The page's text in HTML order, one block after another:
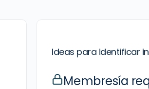
Ideas para identificar
Membresía